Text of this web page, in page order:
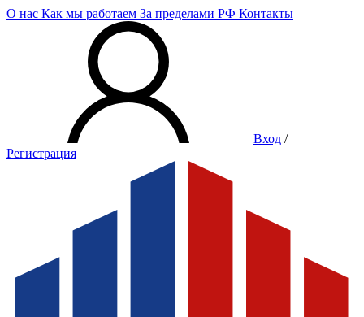
О нас Как мы работаем За пределами РФ Контакты
Вход /
Регистрация